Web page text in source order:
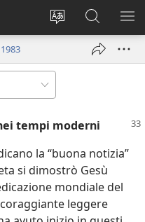
Modificare
Accedi
(apre
finestra)
Cerca
in
JW.ORG
tempi moderni
la “buona notizia”
si dimostrò Gesù
mondiale del
leggere